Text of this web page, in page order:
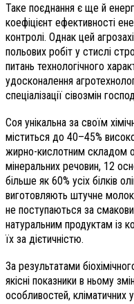
Таке поєднання є ще й
коефіцієнт ефективності
контролі. Однак цей
польових робіт у стислі
питань технологічного
удосконалення
спеціалізації сівозмін
Соя унікальна за своїм
міститься до 40–45%
жирно-кислотним складом
мінеральних речовин, 12
більше як 60% усіх білків
виготовляють штучне
не поступаються за
натуральним продуктам із
їх за дієтичністю.
За результатами
якісні показники в ньому
особливостей, кліматичних